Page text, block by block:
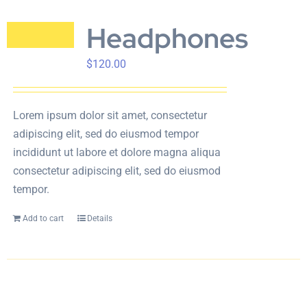
Headphones
$120.00
Lorem ipsum dolor sit amet, consectetur
adipiscing elit, sed do eiusmod tempor
incididunt ut labore et dolore magna aliqua
consectetur adipiscing elit, sed do eiusmod
tempor.
Add to cart Details